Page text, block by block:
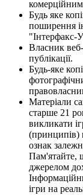
Будь яке
поширення
"Інтерфакс-
Власник
публікації.
Будь-яке
Матеріали
старше 21
викликати
(принципів)
ознак
Пам'ятайте,
джерелом
ігри на